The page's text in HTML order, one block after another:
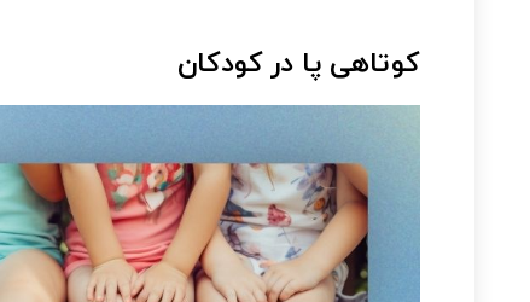
کوتاهی پا در کودکان